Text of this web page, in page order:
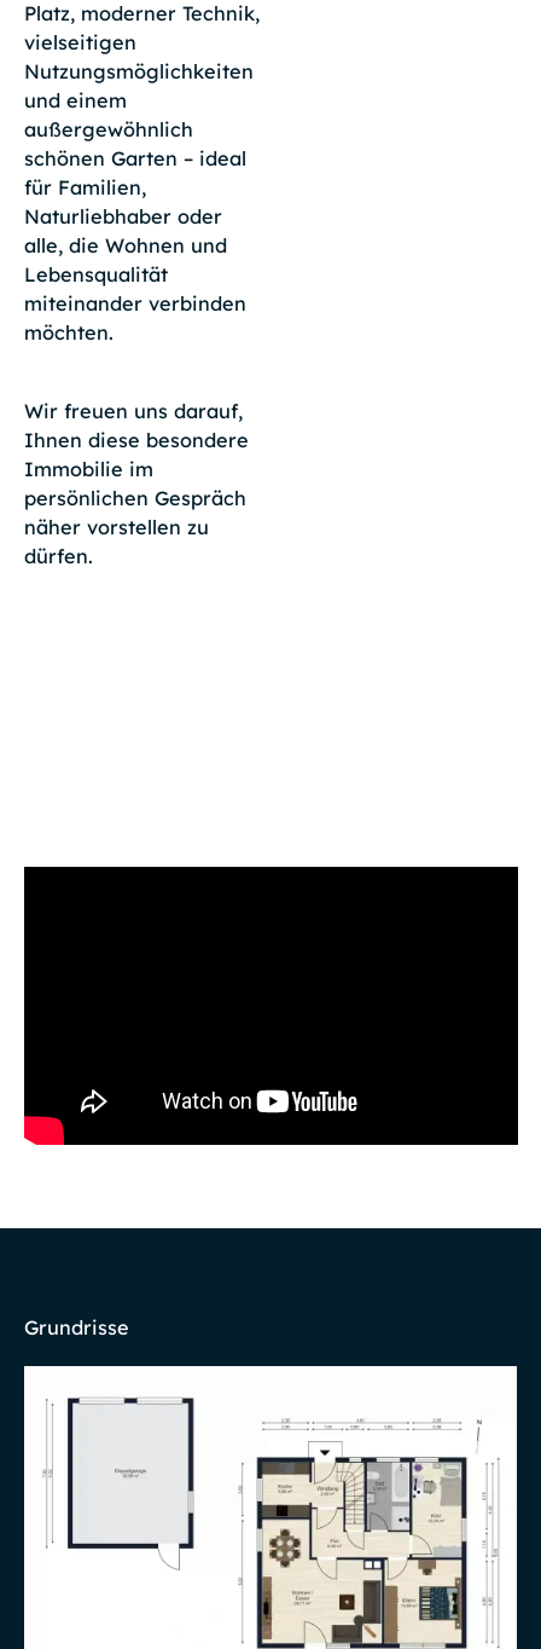
Platz, moderner Technik,
vielseitigen
Nutzungsmöglichkeiten
und einem
außergewöhnlich
schönen Garten – ideal
für Familien,
Naturliebhaber oder
alle, die Wohnen und
Lebensqualität
miteinander verbinden
möchten.
Wir freuen uns darauf,
Ihnen diese besondere
Immobilie im
persönlichen Gespräch
näher vorstellen zu
dürfen.
Grundrisse